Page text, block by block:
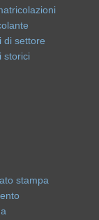
di settore
storici
stampa